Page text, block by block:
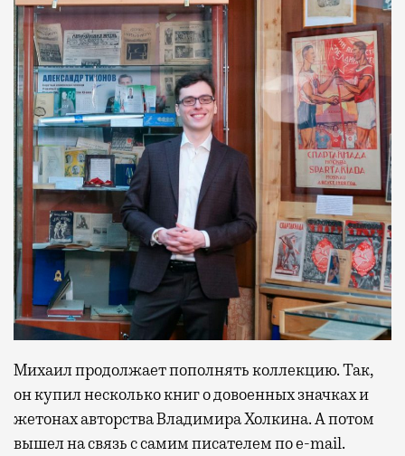
Михаил продолжает пополнять коллекцию. Так,
он купил несколько книг о довоенных значках и
жетонах авторства Владимира Холкина. А потом
вышел на связь с самим писателем по e-mail.